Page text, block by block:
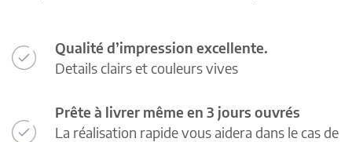
Qualité d’impression excellente.
Details clairs et couleurs vives
Prête à livrer même en 3 jours ouvrés
La réalisation rapide vous aidera dans le cas de